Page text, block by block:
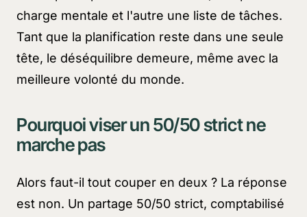
charge mentale et l'autre une liste de tâches.
Tant que la planification reste dans une seule
tête, le déséquilibre demeure, même avec la
meilleure volonté du monde.
Pourquoi viser un 50/50 strict ne
marche pas
Alors faut-il tout couper en deux ? La réponse
est non. Un partage 50/50 strict, comptabilisé